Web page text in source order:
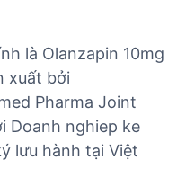
là Olanzapin 10mg
xuất bởi
Pharma Joint
Doanh nghiep ke
lưu hành tại Việt